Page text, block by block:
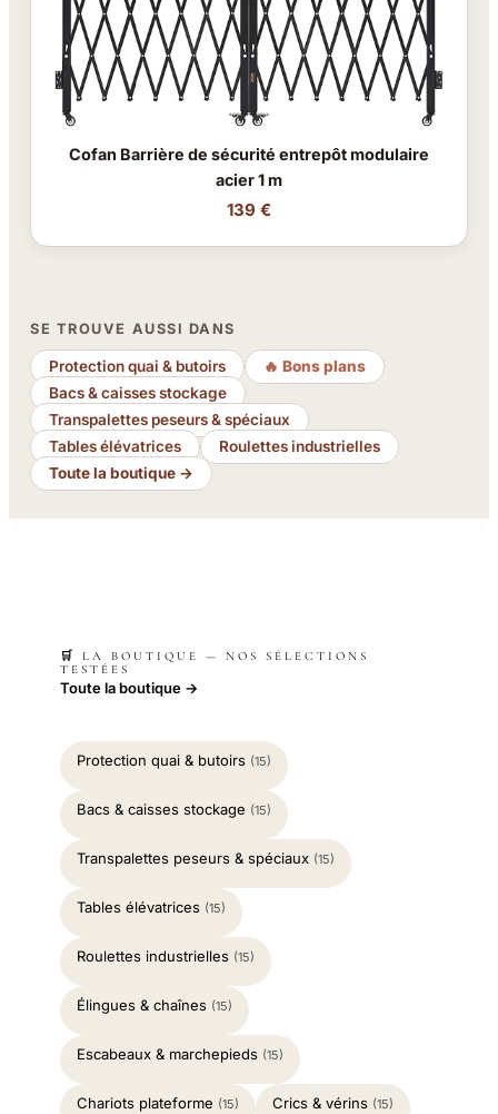
Cofan Barrière de sécurité entrepôt modulaire
acier 1 m
139 €
SE TROUVE AUSSI DANS
Protection quai & butoirs
🔥 Bons plans
Bacs & caisses stockage
Transpalettes peseurs & spéciaux
Tables élévatrices
Roulettes industrielles
Toute la boutique →
🛒 LA BOUTIQUE — NOS SÉLECTIONS
TESTÉES
Toute la boutique →
Protection quai & butoirs (15)
Bacs & caisses stockage (15)
Transpalettes peseurs & spéciaux (15)
Tables élévatrices (15)
Roulettes industrielles (15)
Élingues & chaînes (15)
Escabeaux & marchepieds (15)
Chariots plateforme (15) Crics & vérins (15)